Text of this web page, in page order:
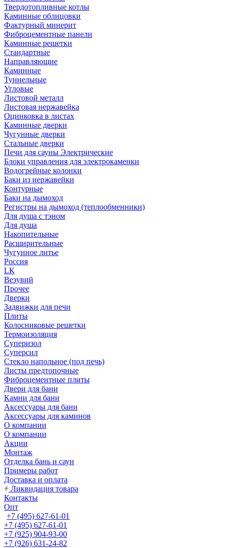
Твердотопливные котлы
Каминные облицовки
Фактурный минерит
Фиброцементные панели
Каминные решетки
Стандартные
Направляющие
Каминные
Туннельные
Угловые
Листовой металл
Листовая нержавейка
Оцинковка в листах
Каминные дверки
Чугунные дверки
Стальные дверки
Печи для сауны Электрические
Блоки управления для электрокаменки
Водогрейные колонки
Баки из нержавейки
Контурные
Баки на дымоход
Регистры на дымоход (теплообменники)
Для душа с тэном
Для душа
Накопительные
Расширительные
Чугунное литье
Россия
LК
Везувий
Прочее
Дверки
Задвижки для печи
Плиты
Колосниковые решетки
Термоизоляция
Суперизол
Суперсил
Стекло напольное (под печь)
Листы предтопочные
Фиброцементные плиты
Двери для бани
Камни для бани
Аксессуары для бани
Аксессуары для каминов
О компании
О компании
Акции
Монтаж
Отделка бань и саун
Примеры работ
Доставка и оплата
Ликвидация товара
Контакты
Опт
+7 (495) 627-61-01
+7 (495) 627-61-01
+7 (925) 904-93-00
+7 (926) 631-24-82